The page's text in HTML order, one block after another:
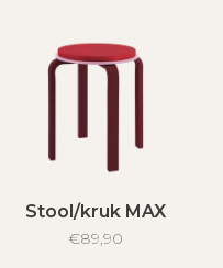
Stool/kruk MAX
€89,90